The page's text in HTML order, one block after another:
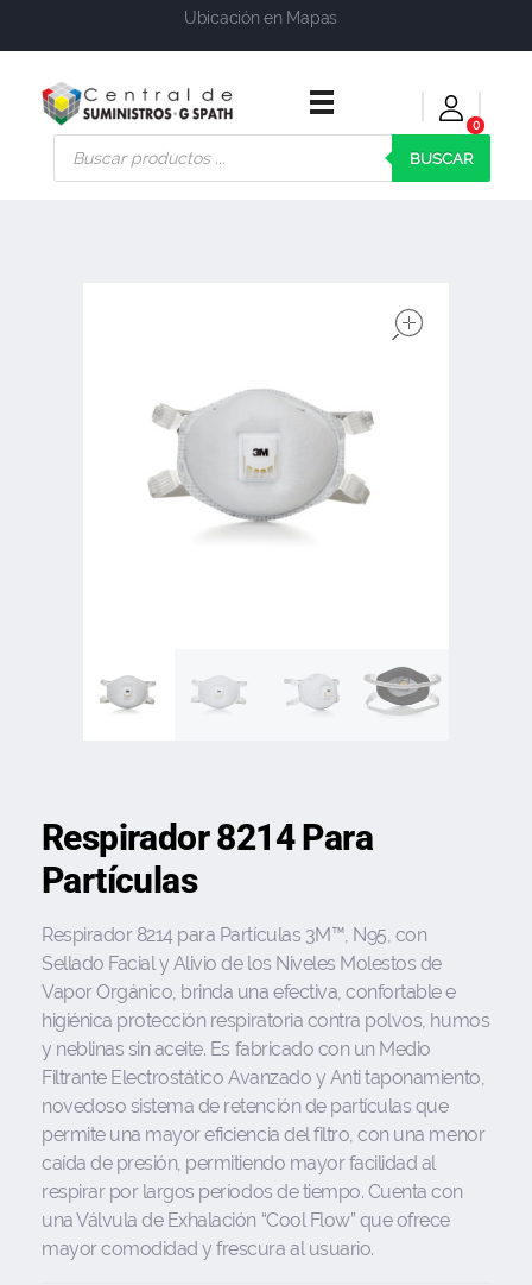
Ubicación en Mapas
Central de Suministros Gspath
Suministros y soluciones integrales para su empresa o negocio
0
BUSCAR
Respirador 8214 Para
Partículas
Respirador 8214 para Partículas 3M™, N95, con
Sellado Facial y Alivio de los Niveles Molestos de
Vapor Orgánico, brinda una efectiva, confortable e
higiénica protección respiratoria contra polvos, humos
y neblinas sin aceite. Es fabricado con un Medio
Filtrante Electrostático Avanzado y Anti taponamiento,
novedoso sistema de retención de partículas que
permite una mayor eficiencia del filtro, con una menor
caída de presión, permitiendo mayor facilidad al
respirar por largos períodos de tiempo. Cuenta con
una Válvula de Exhalación “Cool Flow” que ofrece
mayor comodidad y frescura al usuario.